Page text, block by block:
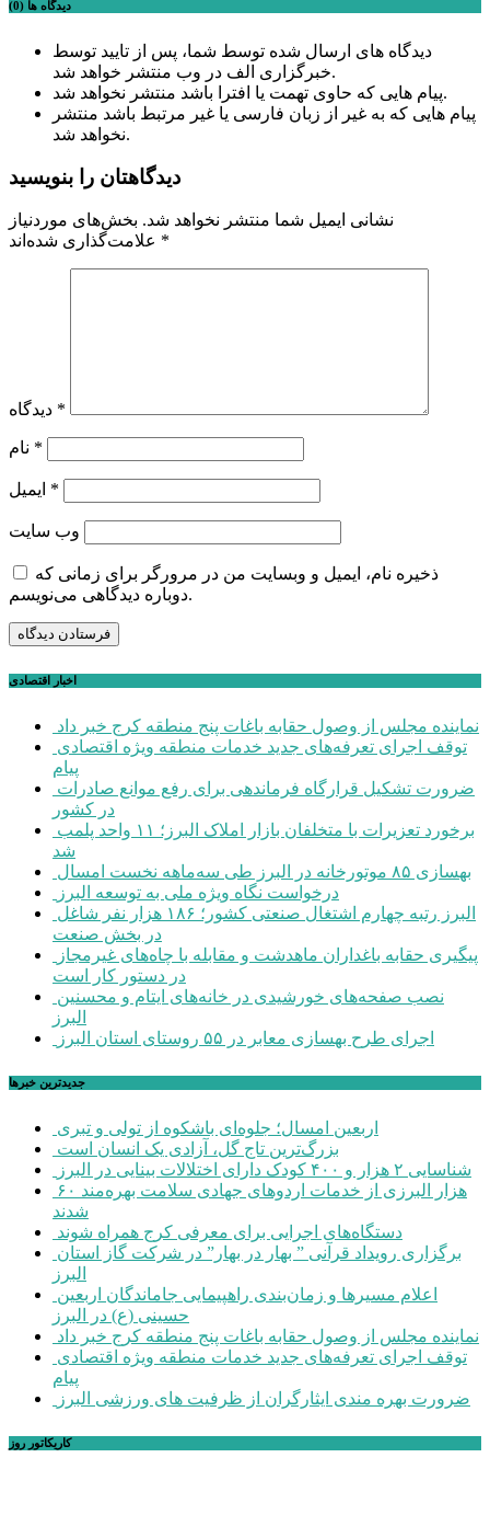
دیدگاه ها (0)
دیدگاه های ارسال شده توسط شما، پس از تایید توسط
خبرگزاری الف در وب منتشر خواهد شد.
پیام هایی که حاوی تهمت یا افترا باشد منتشر نخواهد شد.
پیام هایی که به غیر از زبان فارسی یا غیر مرتبط باشد منتشر
نخواهد شد.
دیدگاهتان را بنویسید
نشانی ایمیل شما منتشر نخواهد شد. بخش‌های موردنیاز
*
*
*
*
وب‌ سایت
ذخیره نام، ایمیل و وبسایت من در مرورگر برای زمانی که
دوباره دیدگاهی می‌نویسم.
اخبار اقتصادی
نماینده مجلس از وصول حقابه باغات پنج منطقه کرج خبر داد
پیام
در کشور
شد
بهسازی ۸۵ موتورخانه در البرز طی سه‌ماهه نخست امسال
درخواست نگاه ویژه ملی به توسعه البرز
در بخش صنعت
در دستور کار است
البرز
اجرای طرح بهسازی معابر در ۵۵ روستای استان البرز
جديدترين خبرها
اربعین امسال؛ جلوه‌ای باشکوه از تولی و تبری
بزرگ‌ترین تاج گل، آزادی یک انسان است
شناسایی ۲ هزار و ۴۰۰ کودک دارای اختلالات بینایی در البرز
۶۰ هزار البرزی از خدمات اردوهای جهادی سلامت بهره‌مند
شدند
دستگاه‌های اجرایی برای معرفی کرج همراه شوند
البرز
حسینی (ع) در البرز
نماینده مجلس از وصول حقابه باغات پنج منطقه کرج خبر داد
پیام
ضرورت بهره مندی ایثارگران از ظرفیت های ورزشی البرز
کاریکاتور روز